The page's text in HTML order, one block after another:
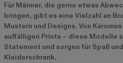
Für Männer, die gerne etwas
bringen, gibt es eine Vielzahl an
Mustern und Designs. Von
auffälligen Prints – diese Modelle
Statement und sorgen für Spaß
Kleiderschrank.